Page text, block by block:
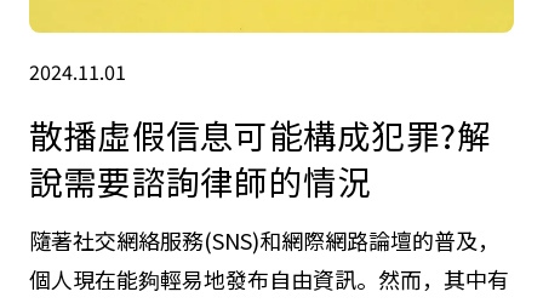
2024.11.01
散播虛假信息可能構成犯罪?解
說需要諮詢律師的情況
隨著社交網絡服務(SNS)和網際網路論壇的普及，
個人現在能夠輕易地發布自由資訊。然而，其中有